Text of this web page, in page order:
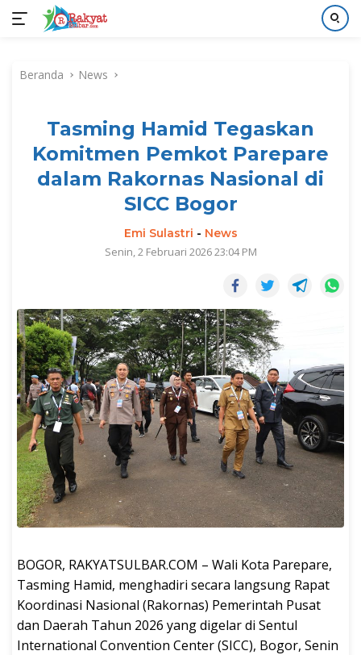
kontenBeranda News
Tasming Hamid Tegaskan
Komitmen Pemkot Parepare
dalam Rakornas Nasional di
SICC Bogor
Emi Sulastri - News
Senin, 2 Februari 2026 23:04 PM
BOGOR, RAKYATSULBAR.COM – Wali Kota Parepare,
Tasming Hamid, menghadiri secara langsung Rapat
Koordinasi Nasional (Rakornas) Pemerintah Pusat
dan Daerah Tahun 2026 yang digelar di Sentul
International Convention Center (SICC), Bogor, Senin